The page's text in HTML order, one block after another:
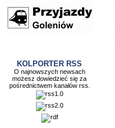
KOLPORTER RSS
O najnowszych newsach
możesz dowiedzieć się za
pośrednictwem kanałów rss.